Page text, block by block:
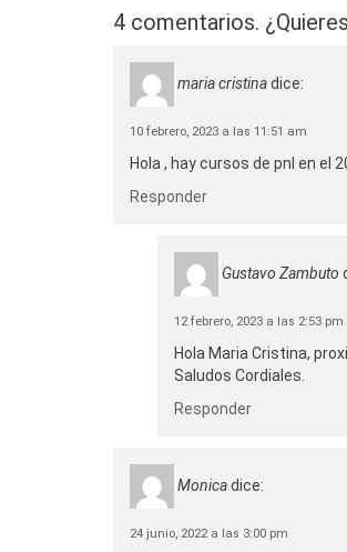
4 comentarios.
maria cristinadice:
10 febrero, 2023 a las 11:51 am
Hola , hay cursos de pnl en el
Responder
Gustavo Zambuto
12 febrero, 2023 a las 2:53 pm
Hola Maria Cristina,
Saludos Cordiales.
Responder
Monicadice:
24 junio, 2022 a las 3:00 pm